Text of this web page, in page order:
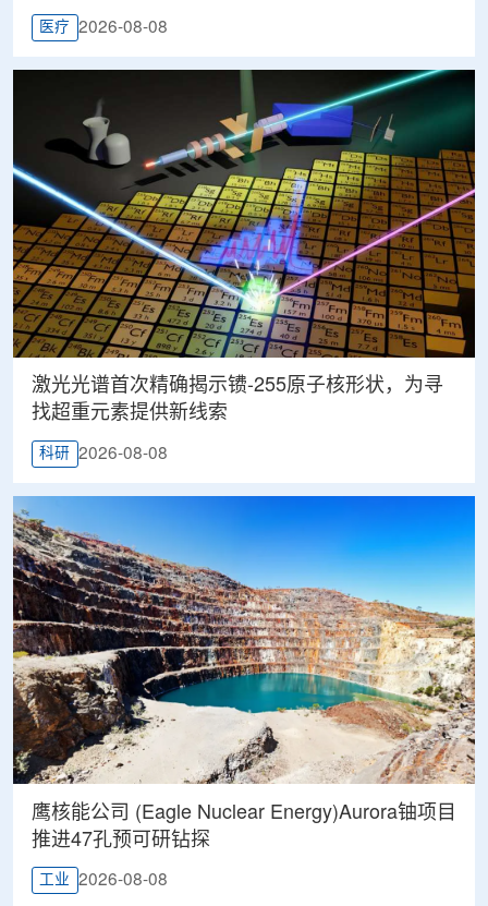
医疗 2026-08-08
激光光谱首次精确揭示镄-255原子核形状，为寻
找超重元素提供新线索
科研 2026-08-08
鹰核能公司 (Eagle Nuclear Energy)Aurora铀项目
推进47孔预可研钻探
工业 2026-08-08